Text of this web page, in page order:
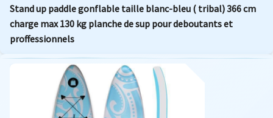
Stand up paddle gonflable taille blanc-bleu ( tribal) 366 cm
charge max 130 kg planche de sup pour deboutants et
proffessionnels